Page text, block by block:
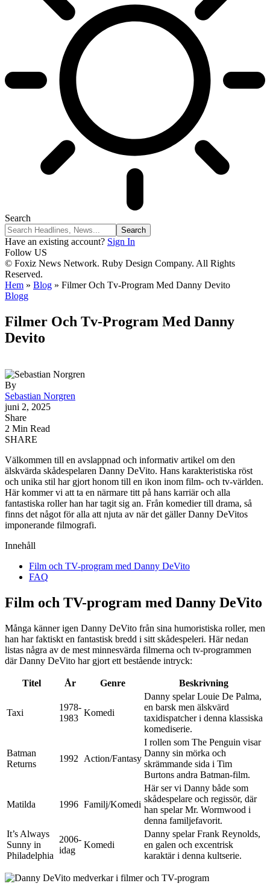
Search
Have an existing account? Sign In
Follow US
© Foxiz News Network. Ruby Design Company. All Rights
Reserved.
Hem » Blog » Filmer Och Tv-Program Med Danny Devito
Blogg
Filmer Och Tv-Program Med Danny
Devito
By
Sebastian Norgren
juni 2, 2025
Share
2 Min Read
SHARE
Välkommen till en avslappnad och informativ artikel om den
älskvärda skådespelaren Danny DeVito. Hans karakteristiska röst
och unika stil har gjort honom till en ikon inom film- och tv-världen.
Här kommer vi att ta en närmare titt på hans karriär och alla
fantastiska roller han har tagit sig an. Från komedier till drama, så
finns det något för alla att njuta av när det gäller Danny DeVitos
imponerande filmografi.
Innehåll
Film och TV-program med Danny DeVito
FAQ
Film och TV-program med Danny DeVito
Många känner igen Danny DeVito från sina humoristiska roller, men
han har faktiskt en fantastisk bredd i sitt skådespeleri. Här nedan
listas några av de mest minnesvärda filmerna och tv-programmen
där Danny DeVito har gjort ett bestående intryck:
Titel År Genre Beskrivning
Taxi
1978-
1983
Komedi
Danny spelar Louie De Palma,
en barsk men älskvärd
taxidispatcher i denna klassiska
komediserie.
Batman
Returns
1992 Action/Fantasy
I rollen som The Penguin visar
Danny sin mörka och
skrämmande sida i Tim
Burtons andra Batman-film.
Matilda 1996 Familj/Komedi
Här ser vi Danny både som
skådespelare och regissör, där
han spelar Mr. Wormwood i
denna familjefavorit.
It’s Always
Sunny in
Philadelphia
2006-
idag
Komedi
Danny spelar Frank Reynolds,
en galen och excentrisk
karaktär i denna kultserie.